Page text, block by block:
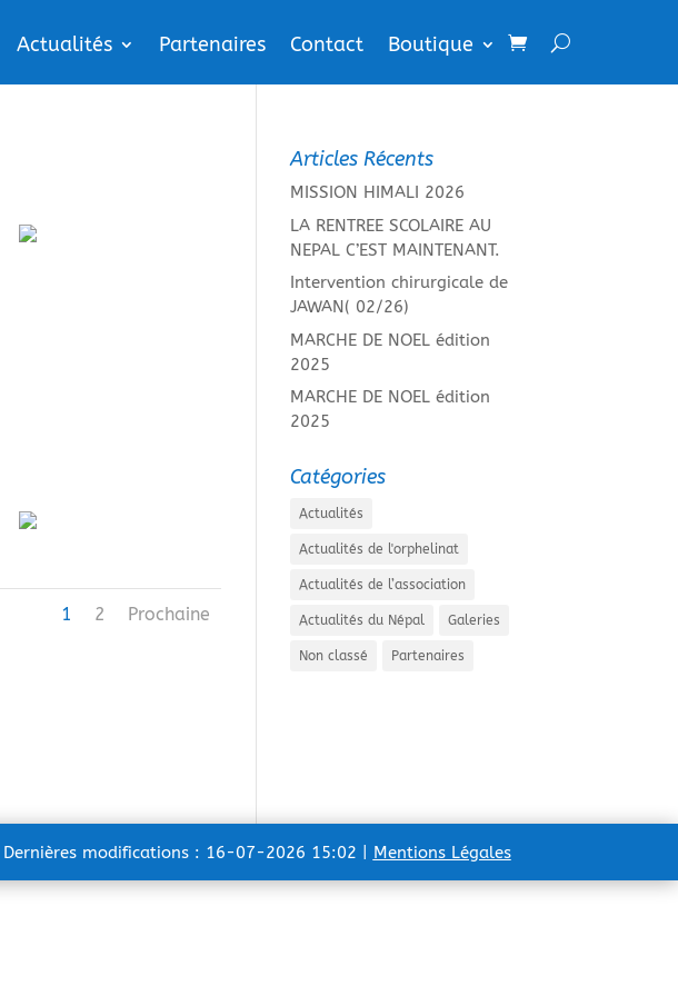
Actualités Partenaires Contact Boutique
1 2 Prochaine
Articles Récents
MISSION HIMALI 2026
LA RENTREE SCOLAIRE AU
NEPAL C’EST MAINTENANT.
Intervention chirurgicale de
JAWAN( 02/26)
MARCHE DE NOEL édition
2025
MARCHE DE NOEL édition
2025
Catégories
Actualités
Actualités de l'orphelinat
Actualités de l’association
Actualités du Népal Galeries
Non classé Partenaires
| Dernières modifications : 16-07-2026 15:02 | Mentions Légales